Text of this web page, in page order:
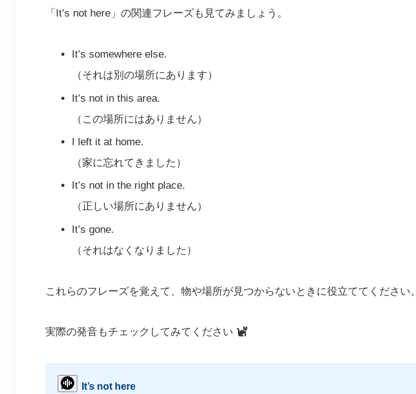
「It’s not here」の関連フレーズも見てみましょう。
It’s somewhere else.
（それは別の場所にあります）
It’s not in this area.
（この場所にはありません）
I left it at home.
（家に忘れてきました）
It’s not in the right place.
（正しい場所にありません）
It’s gone.
（それはなくなりました）
これらのフレーズを覚えて、物や場所が見つからないときに役立ててください。
実際の発音もチェックしてみてください
It’s not here